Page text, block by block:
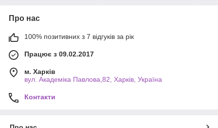
Про нас
100% позитивних з 7 відгуків за рік
Працює з 09.02.2017
м. Харків
вул. Академіка Павлова,82, Харків, Україна
Контакти